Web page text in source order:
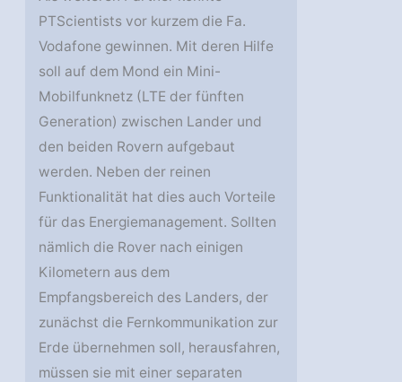
PTScientists vor kurzem die Fa.
Vodafone gewinnen. Mit deren Hilfe
soll auf dem Mond ein Mini-
Mobilfunknetz (LTE der fünften
Generation) zwischen Lander und
den beiden Rovern aufgebaut
werden. Neben der reinen
Funktionalität hat dies auch Vorteile
für das Energiemanagement. Sollten
nämlich die Rover nach einigen
Kilometern aus dem
Empfangsbereich des Landers, der
zunächst die Fernkommunikation zur
Erde übernehmen soll, herausfahren,
müssen sie mit einer separaten